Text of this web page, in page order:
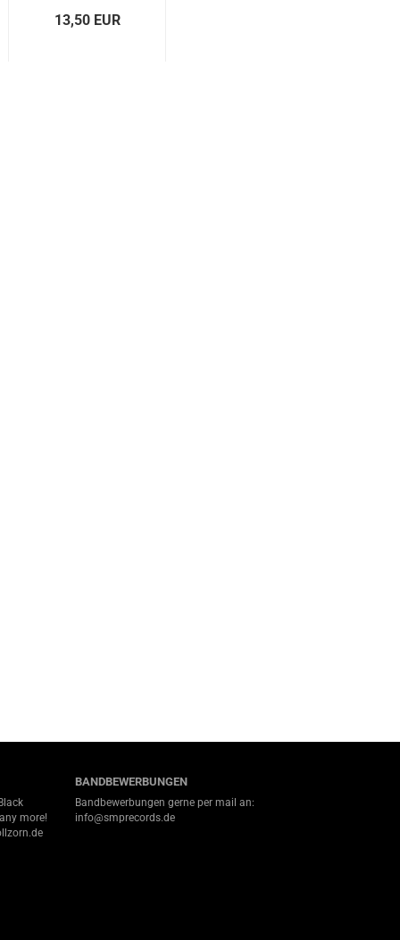
13,50 EUR
more!
BANDBEWERBUNGEN
Bandbewerbungen gerne per mail an:
info@smprecords.de